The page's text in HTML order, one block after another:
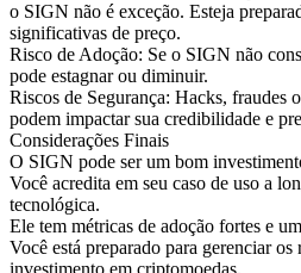
o SIGN não é exceção. Esteja
significativas de preço.
Risco de Adoção: Se o SIGN não
pode estagnar ou diminuir.
Riscos de Segurança: Hacks, fraudes
podem impactar sua credibilidade e
Considerações Finais
O SIGN pode ser um bom
Você acredita em seu caso de uso a
tecnológica.
Ele tem métricas de adoção fortes e
Você está preparado para gerenciar os
investimento em criptomoedas.